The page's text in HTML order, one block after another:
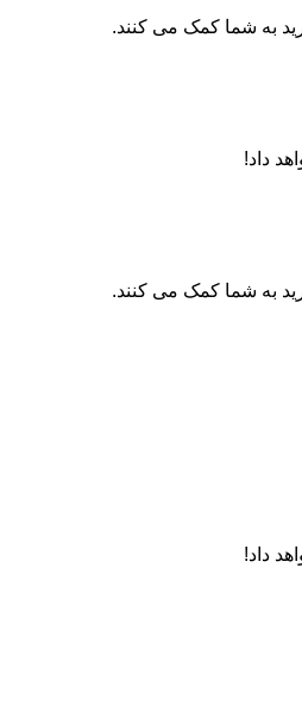
به شما کمک می کنند.
داد!
به شما کمک می کنند.
داد!